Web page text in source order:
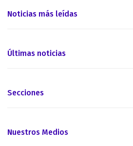
Noticias más leídas
Últimas noticias
Secciones
Nuestros Medios